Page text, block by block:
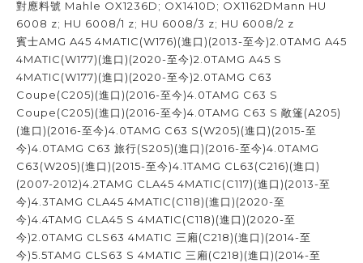
對應料號 Mahle OX1236D; OX1410D; OX1162DMann HU
6008 z; HU 6008/1 z; HU 6008/3 z; HU 6008/2 z
賓士AMG A45 4MATIC(W176)(進口)(2013-至今)2.0TAMG A45
4MATIC(W177)(進口)(2020-至今)2.0TAMG A45 S
4MATIC(W177)(進口)(2020-至今)2.0TAMG C63
Coupe(C205)(進口)(2016-至今)4.0TAMG C63 S
Coupe(C205)(進口)(2016-至今)4.0TAMG C63 S 敞篷(A205)
(進口)(2016-至今)4.0TAMG C63 S(W205)(進口)(2015-至
今)4.0TAMG C63 旅行(S205)(進口)(2016-至今)4.0TAMG
C63(W205)(進口)(2015-至今)4.1TAMG CL63(C216)(進口)
(2007-2012)4.2TAMG CLA45 4MATIC(C117)(進口)(2013-至
今)4.3TAMG CLA45 4MATIC(C118)(進口)(2020-至
今)4.4TAMG CLA45 S 4MATIC(C118)(進口)(2020-至
今)2.0TAMG CLS63 4MATIC 三廂(C218)(進口)(2014-至
今)5.5TAMG CLS63 S 4MATIC 三廂(C218)(進口)(2014-至